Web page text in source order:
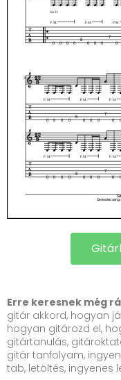
Erre keresnek még
gitár akkord, hogyan
hogyan gitározd el,
gitártanulás,
gitár tanfolyam,
tab, letöltés, ingyenes